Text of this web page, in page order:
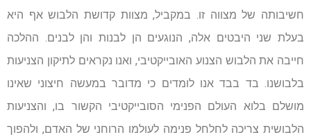
חשיבותה של מצווה זו. במקביל, מצוות קדושת הלבוש אף היא
בעלת שני היבטים אלה, הנוגעים הן לבנות והן לבנים. ההלכה
חייבה את הלבוש הצנוע האובייקטיבי, ואנו נקראים לתיקון הצניעות
בלבושנו. בד בבד אנו לומדים כי מדובר במעשה חיצוני שאינו
מושלם בלוא העולם הפנימי הסובייקטיבי הקשור בו, והצניעות
הלבושית צריכה לחלחל פנימה לעולמו הרוחני של האדם, ולהפוך